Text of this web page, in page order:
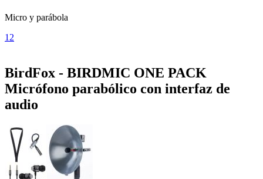
Micro y parábola
1 2
BirdFox - BIRDMIC ONE PACK
Micrófono parabólico con interfaz de
audio